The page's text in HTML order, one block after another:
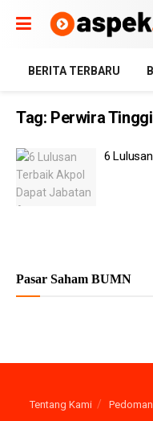
BERITA TERBARU
Tag: Perwira
6
Pasar Saham BUMN
Tentang Kami